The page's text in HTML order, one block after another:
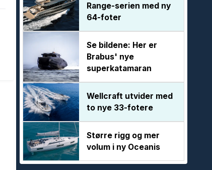
Range-serien med ny
64-foter
Se bildene: Her er
Brabus' nye
superkatamaran
Wellcraft utvider med
to nye 33-fotere
Større rigg og mer
volum i ny Oceanis